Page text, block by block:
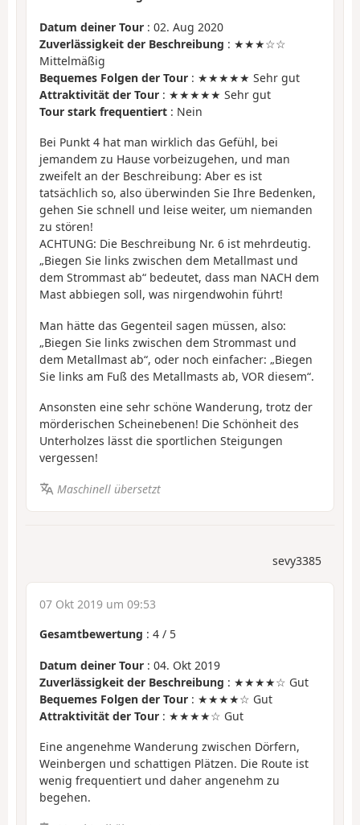
Datum deiner Tour : 02. Aug 2020
Zuverlässigkeit der Beschreibung : ★★★☆☆
Mittelmäßig
Bequemes Folgen der Tour : ★★★★★ Sehr gut
Attraktivität der Tour : ★★★★★ Sehr gut
Tour stark frequentiert : Nein
Bei Punkt 4 hat man wirklich das Gefühl, bei
jemandem zu Hause vorbeizugehen, und man
zweifelt an der Beschreibung: Aber es ist
tatsächlich so, also überwinden Sie Ihre Bedenken,
gehen Sie schnell und leise weiter, um niemanden
zu stören!
ACHTUNG: Die Beschreibung Nr. 6 ist mehrdeutig.
„Biegen Sie links zwischen dem Metallmast und
dem Strommast ab“ bedeutet, dass man NACH dem
Mast abbiegen soll, was nirgendwohin führt!
Man hätte das Gegenteil sagen müssen, also:
„Biegen Sie links zwischen dem Strommast und
dem Metallmast ab“, oder noch einfacher: „Biegen
Sie links am Fuß des Metallmasts ab, VOR diesem“.
Ansonsten eine sehr schöne Wanderung, trotz der
mörderischen Scheinebenen! Die Schönheit des
Unterholzes lässt die sportlichen Steigungen
vergessen!
Maschinell übersetzt
sevy3385
07 Okt 2019 um 09:53
Gesamtbewertung : 4 / 5
Datum deiner Tour : 04. Okt 2019
Zuverlässigkeit der Beschreibung : ★★★★☆ Gut
Bequemes Folgen der Tour : ★★★★☆ Gut
Attraktivität der Tour : ★★★★☆ Gut
Eine angenehme Wanderung zwischen Dörfern,
Weinbergen und schattigen Plätzen. Die Route ist
wenig frequentiert und daher angenehm zu
begehen.